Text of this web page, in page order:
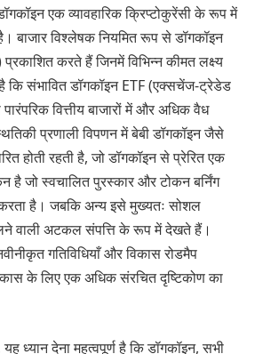
एक व्यावहारिक क्रिप्टोकुरेंसी के रूप में
बाजार विश्लेषक नियमित रूप से डॉगकॉइन
प्रकाशित करते हैं जिनमें विभिन्न कीमत लक्ष्य
कि संभावित डॉगकॉइन ETF (एक्सचेंज-ट्रेडेड
वित्तीय बाजारों में और अधिक वैध
प्रणाली विपणन में बेबी डॉगकॉइन जैसे
होती रहती है, जो डॉगकॉइन से प्रेरित एक
जो स्वचालित पुरस्कार और टोकन बर्निंग
है। जबकि अन्य इसे मुख्यतः सोशल
चलने वाली अटकल संपत्ति के रूप में देखते हैं।
गतिविधियाँ और विकास रोडमैप
के लिए एक अधिक संरचित दृष्टिकोण का
ध्यान देना महत्वपूर्ण है कि डॉगकॉइन, सभी